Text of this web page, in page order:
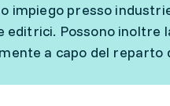
presso
Possono inoltre
a capo del reparto